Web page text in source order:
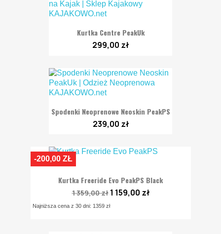
Kurtka Centre PeakUk
299,00 zł
Spodenki Neoprenowe Neoskin PeakPS
239,00 zł
Kurtka Freeride Evo PeakPS Black
1 359,00 zł 1 159,00 zł
Najniższa cena z 30 dni: 1359 zł
-200,00 ZŁ